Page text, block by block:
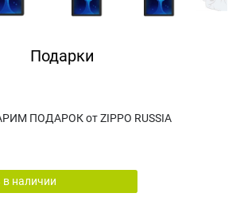
Подарки
ПОДАРОК от ZIPPO RUSSIA
в наличии